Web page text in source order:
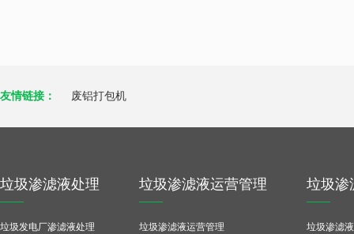
友情链接： 废铝打包机
垃圾渗滤液处理
垃圾发电厂渗滤液处理
垃圾渗滤液运营管理
垃圾渗滤液运营管理
垃圾渗
垃圾渗滤